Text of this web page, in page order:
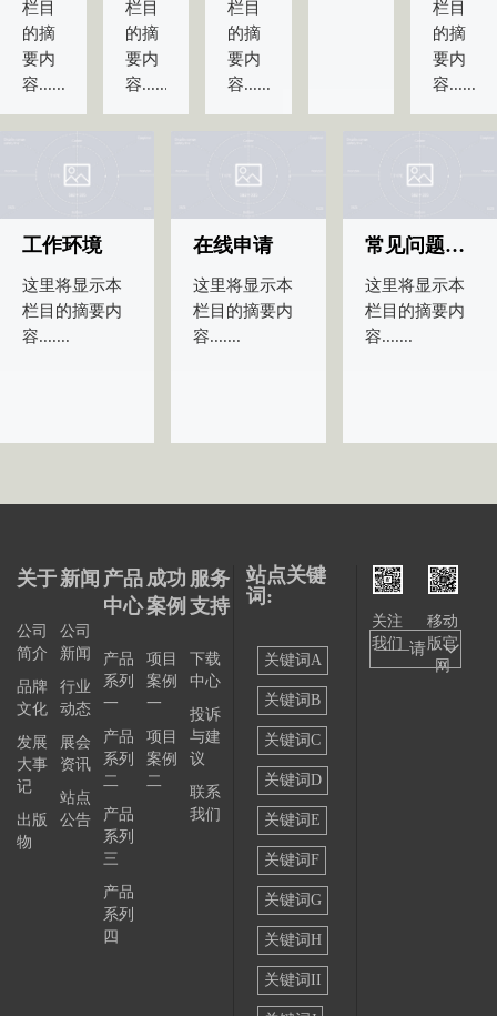
栏目
的摘
要内
容.......
栏目
的摘
要内
容.......
栏目
的摘
要内
容.......
栏目
的摘
要内
容.......
工作环境
这里将显示本
栏目的摘要内
容.......
在线申请
这里将显示本
栏目的摘要内
容.......
常见问题FAQ
这里将显示本
栏目的摘要内
容.......
关于
公司
简介
品牌
文化
发展
大事
记
出版
物
新闻
公司
新闻
行业
动态
展会
资讯
站点
公告
产品
中心
产品
系列
一
产品
系列
二
产品
系列
三
产品
系列
四
成功
案例
项目
案例
一
项目
案例
二
服务
支持
下载
中心
投诉
与建
议
联系
我们
站点关键
词:
关键词A
关键词B
关键词C
关键词D
关键词E
关键词F
关键词G
关键词H
关键词II
关注
我们
移动
版官
网
——请